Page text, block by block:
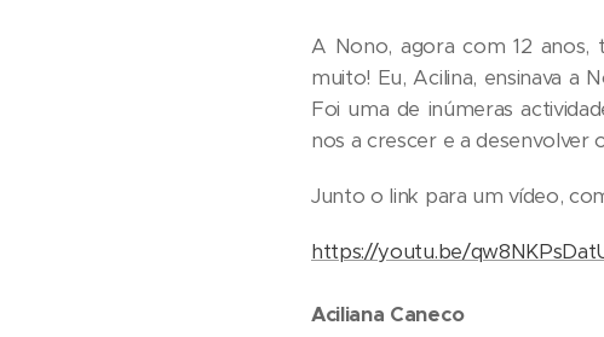
A Nono, agora com 12 anos,
muito! Eu, Acilina, ensinava a
Foi uma de inúmeras
nos a crescer e a desenvolver
Junto o link para um vídeo,
https://youtu.be/
Aciliana Caneco